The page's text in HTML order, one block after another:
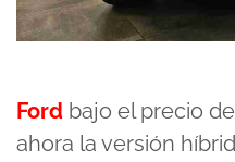
Ford bajo el precio
ahora la versión